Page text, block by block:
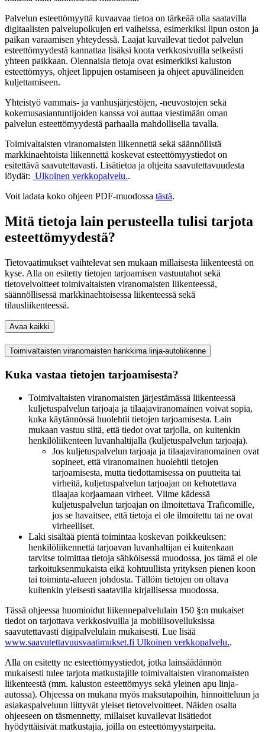
Palvelun esteettömyyttä kuvaavaa tietoa on tärkeää olla saatavilla
digitaalisten palvelupolkujen eri vaiheissa, esimerkiksi lipun oston ja
paikan varaamisen yhteydessä. Laajat kuvailevat tiedot palvelun
esteettömyydestä kannattaa lisäksi koota verkkosivuilla selkeästi
yhteen paikkaan. Olennaisia tietoja ovat esimerkiksi kaluston
esteettömyys, ohjeet lippujen ostamiseen ja ohjeet apuvälineiden
kuljettamiseen.
Yhteistyö vammais- ja vanhusjärjestöjen, -neuvostojen sekä
kokemusasiantuntijoiden kanssa voi auttaa viestimään oman
palvelun esteettömyydestä parhaalla mahdollisella tavalla.
Toimivaltaisten viranomaisten liikennettä sekä säännöllistä
markkinaehtoista liikennettä koskevat esteettömyystiedot on
esitettävä saavutettavasti. Lisätietoa ja ohjeita saavutettavuudesta
löydät: Ulkoinen verkkopalvelu..
Voit ladata koko ohjeen PDF-muodossa tästä.
Mitä tietoja lain perusteella tulisi tarjota
esteettömyydestä?
Tietovaatimukset vaihtelevat sen mukaan millaisesta liikenteestä on
kyse. Alla on esitetty tietojen tarjoamisen vastuutahot sekä
tietovelvoitteet toimivaltaisten viranomaisten liikenteessä,
säännöllisessä markkinaehtoisessa liikenteessä sekä
tilausliikenteessä.
Avaa kaikki
Toimivaltaisten viranomaisten hankkima linja-autoliikenne
Kuka vastaa tietojen tarjoamisesta?
Toimivaltaisten viranomaisten järjestämässä liikenteessä
kuljetuspalvelun tarjoaja ja tilaajaviranomainen voivat sopia,
kuka käytännössä huolehtii tietojen tarjoamisesta. Lain
mukaan vastuu siitä, että tiedot ovat tarjolla, on kuitenkin
henkilöliikenteen luvanhaltijalla (kuljetuspalvelun tarjoaja).
Jos kuljetuspalvelun tarjoaja ja tilaajaviranomainen ovat
sopineet, että viranomainen huolehtii tietojen
tarjoamisesta, mutta tiedottamisessa on puutteita tai
virheitä, kuljetuspalvelun tarjoajan on kehotettava
tilaajaa korjaamaan virheet. Viime kädessä
kuljetuspalvelun tarjoajan on ilmoitettava Traficomille,
jos se havaitsee, että tietoja ei ole ilmoitettu tai ne ovat
virheelliset.
Laki sisältää pientä toimintaa koskevan poikkeuksen:
henkilöliikennettä tarjoavan luvanhaltijan ei kuitenkaan
tarvitse toimittaa tietoja sähköisessä muodossa, jos tämä ei ole
tarkoituksenmukaista eikä kohtuullista yrityksen pienen koon
tai toiminta-alueen johdosta. Tällöin tietojen on oltava
kuitenkin yleisesti saatavilla kirjallisessa muodossa.
Tässä ohjeessa huomioidut liikennepalvelulain 150 §:n mukaiset
tiedot on tarjottava verkkosivuilla ja mobiilisovelluksissa
saavutettavasti digipalvelulain mukaisesti. Lue lisää
www.saavutettavuusvaatimukset.fi Ulkoinen verkkopalvelu..
Alla on esitetty ne esteettömyystiedot, jotka lainsäädännön
mukaisesti tulee tarjota matkustajille toimivaltaisten viranomaisten
liikenteestä (mm. kaluston esteettömyys sekä yleinen apu linja-
autossa). Ohjeessa on mukana myös maksutapoihin, hinnoitteluun ja
asiakaspalveluun liittyvät yleiset tietovelvoitteet. Näiden osalta
ohjeeseen on täsmennetty, millaiset kuvailevat lisätiedot
hyödyttäisivät matkustajia, joilla on esteettömyystarpeita.